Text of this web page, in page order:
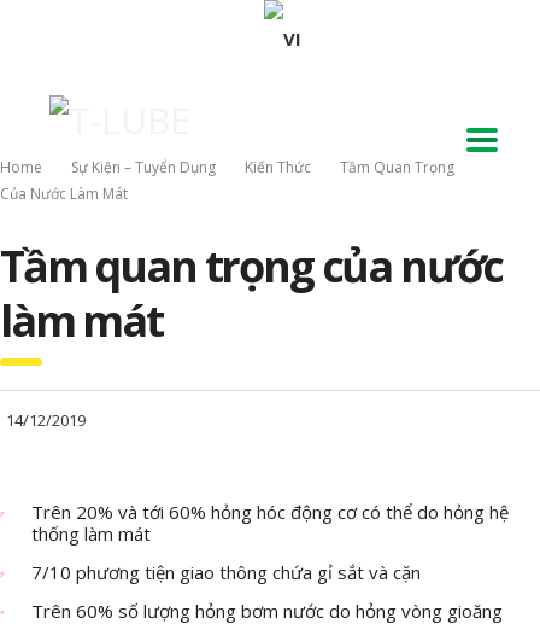
Home Sự Kiện – Tuyển Dụng Kiến Thức
Tầm Quan Trọng
Của Nước Làm Mát
Tầm quan trọng của nước
làm mát
14/12/2019
Trên 20% và tới 60% hỏng hóc động cơ có thể do hỏng hệ
thống làm mát
7/10 phương tiện giao thông chứa gỉ sắt và cặn
Trên 60% số lượng hỏng bơm nước do hỏng vòng gioăng